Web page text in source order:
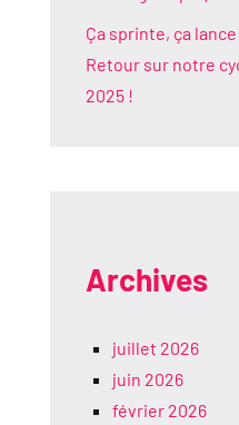
Ça sprinte, ça
Retour sur notre
2025 !
Archives
juillet 2026
juin 2026
février 2026